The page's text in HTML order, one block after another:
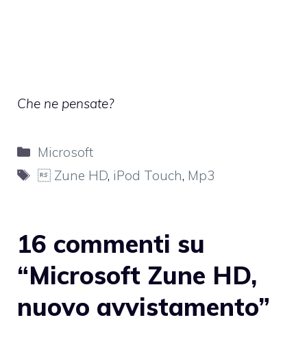
Che ne pensate?
Categorie
Microsoft
Tag
Zune HD, iPod Touch, Mp3
16 commenti su
“Microsoft Zune HD,
nuovo avvistamento”